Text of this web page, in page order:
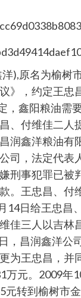
),原名为榆
》，约定王
，鑫阳粮油
付维佳二
润鑫洋粮油
司，法定代
刑事犯罪已
。王忠昌、
日给王忠
三人以吉
，昌润鑫洋
王忠昌，
元。2009
转到榆树市